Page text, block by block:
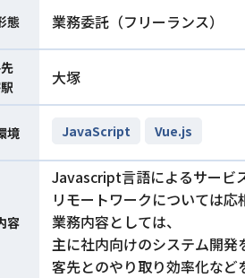
態 業務委託（フリーランス）
大塚
境 JavaScript Vue.js
容
Javascript言語によるサービ
リモートワークについては応
業務内容としては、
主に社内向けのシステム開発
客先とのやり取り効率化など